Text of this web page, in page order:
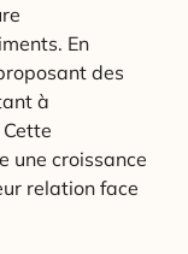
En
des
à
une croissance
relation face